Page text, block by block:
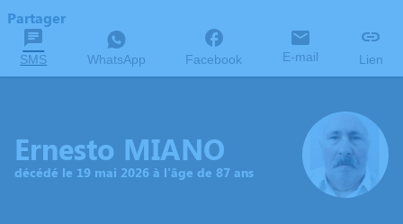
Partager
SMS WhatsApp Facebook E-mail Lien
Ernesto MIANO
décédé le 19 mai 2026 à l'âge de 87 ans